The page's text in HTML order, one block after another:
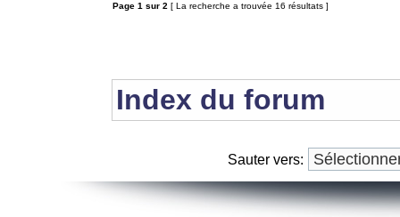
Page 1 sur 2 [ La recherche a trouvée 16 résultats ]
Index du forum
Sauter vers: